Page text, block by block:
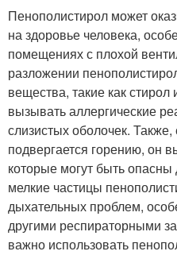
Пенополистирол может
на здоровье человека,
помещениях с плохой
разложении
вещества, такие как
вызывать аллергические
слизистых оболочек.
подвергается горению, он
которые могут быть
мелкие частицы
дыхательных проблем,
другими респираторными
важно использовать